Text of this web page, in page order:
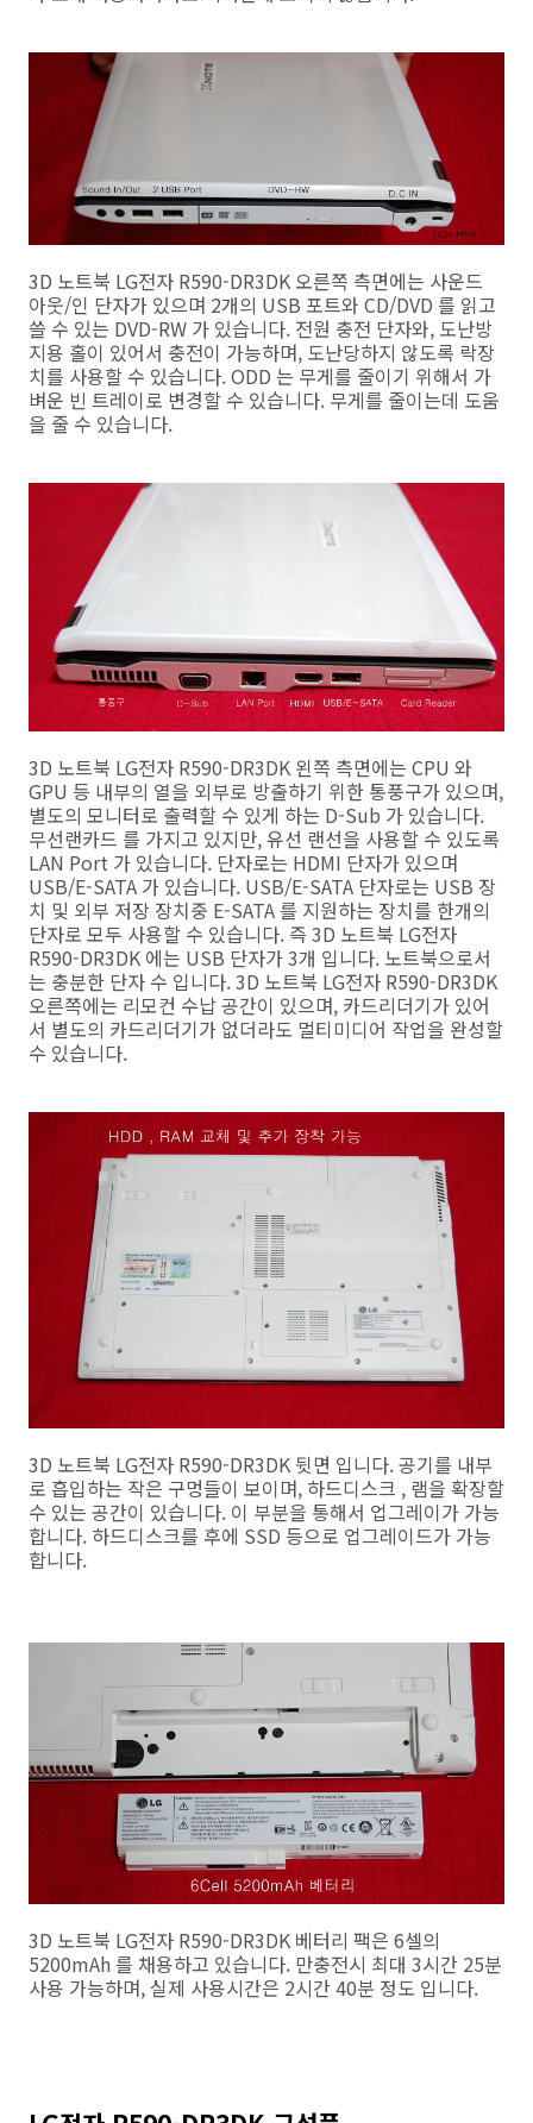
3D 노트북 LG전자 R590-DR3DK 오른쪽 측면에는 사운드
아웃/인 단자가 있으며 2개의 USB 포트와 CD/DVD 를 읽고
쓸 수 있는 DVD-RW 가 있습니다. 전원 충전 단자와, 도난방
지용 홀이 있어서 충전이 가능하며, 도난당하지 않도록 락장
치를 사용할 수 있습니다. ODD 는 무게를 줄이기 위해서 가
벼운 빈 트레이로 변경할 수 있습니다. 무게를 줄이는데 도움
을 줄 수 있습니다.
3D 노트북 LG전자 R590-DR3DK 왼쪽 측면에는 CPU 와
GPU 등 내부의 열을 외부로 방출하기 위한 통풍구가 있으며,
별도의 모니터로 출력할 수 있게 하는 D-Sub 가 있습니다.
무선랜카드 를 가지고 있지만, 유선 랜선을 사용할 수 있도록
LAN Port 가 있습니다. 단자로는 HDMI 단자가 있으며
USB/E-SATA 가 있습니다. USB/E-SATA 단자로는 USB 장
치 및 외부 저장 장치중 E-SATA 를 지원하는 장치를 한개의
단자로 모두 사용할 수 있습니다. 즉 3D 노트북 LG전자
R590-DR3DK 에는 USB 단자가 3개 입니다. 노트북으로서
는 충분한 단자 수 입니다. 3D 노트북 LG전자 R590-DR3DK
오른쪽에는 리모컨 수납 공간이 있으며, 카드리더기가 있어
서 별도의 카드리더기가 없더라도 멀티미디어 작업을 완성할
수 있습니다.
3D 노트북 LG전자 R590-DR3DK 뒷면 입니다. 공기를 내부
로 흡입하는 작은 구멍들이 보이며, 하드디스크 , 램을 확장할
수 있는 공간이 있습니다. 이 부분을 통해서 업그레이가 가능
합니다. 하드디스크를 후에 SSD 등으로 업그레이드가 가능
합니다.
3D 노트북 LG전자 R590-DR3DK 베터리 팩은 6셀의
5200mAh 를 채용하고 있습니다. 만충전시 최대 3시간 25분
사용 가능하며, 실제 사용시간은 2시간 40분 정도 입니다.